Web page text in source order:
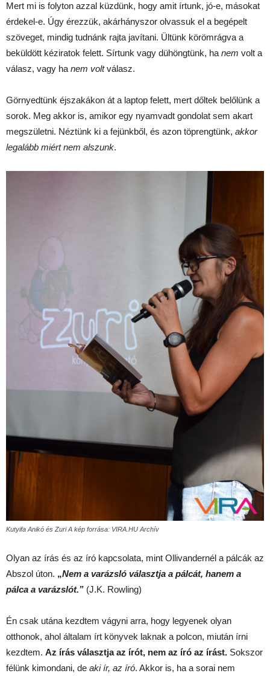
Mert mi is folyton azzal küzdünk, hogy amit írtunk, jó-e, másokat
érdekel-e. Úgy érezzük, akárhányszor olvassuk el a begépelt
szöveget, mindig tudnánk rajta javítani. Ültünk körömrágva a
beküldött kéziratok felett. Sírtunk vagy dühöngtünk, ha nem volt a
válasz, vagy ha nem voltválasz.
Görnyedtünk éjszakákon át a laptop felett, mert dőltek belőlünk a
sorok. Meg akkor is, amikor egy nyamvadt gondolat sem akart
megszületni. Néztünk ki a fejünkből, és azon töprengtünk, akkor
legalább miért nem alszunk.
Kutyifa Anikó és Zuri A kép forrása: VIRA.HU Archív
Olyan az írás és az író kapcsolata, mint Ollivandernél a pálcák az
Abszol úton. „Nem a varázsló választja a pálcát, hanem a
pálca a varázslót.” (J.K. Rowling)
Én csak utána kezdtem vágyni arra, hogy legyenek olyan
otthonok, ahol általam írt könyvek laknak a polcon, miután írni
kezdtem. Az írás választja az írót, nem az író az írást. Sokszor
félünk kimondani, de aki ír, az író. Akkor is, ha a sorai nem